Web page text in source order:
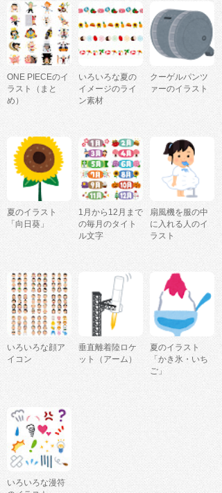
ONE PIECEのイ
ラスト（まと
め）
いろいろな夏の
イメージのライ
ン素材
クーゲルパンツ
ァーのイラスト
夏のイラスト
「向日葵」
1月から12月まで
の毎月のタイト
ル文字
扇風機を服の中
に入れる人のイ
ラスト
いろいろな顔ア
イコン
垂直離着陸ロケ
ット（アーム）
夏のイラスト
「かき氷・いち
ご」
いろいろな漫符